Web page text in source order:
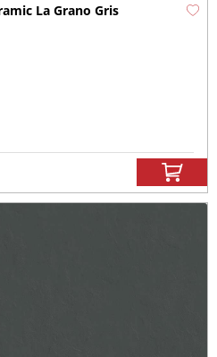
La Grano Gris